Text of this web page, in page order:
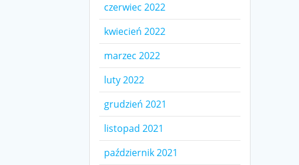
czerwiec 2022
kwiecień 2022
marzec 2022
luty 2022
grudzień 2021
listopad 2021
październik 2021